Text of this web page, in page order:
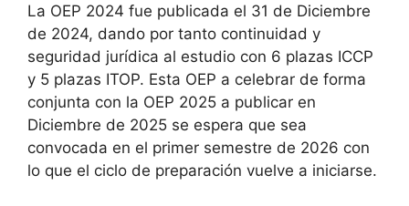
La OEP 2024 fue publicada el 31 de Diciembre
de 2024, dando por tanto continuidad y
seguridad jurídica al estudio con 6 plazas ICCP
y 5 plazas ITOP. Esta OEP a celebrar de forma
conjunta con la OEP 2025 a publicar en
Diciembre de 2025 se espera que sea
convocada en el primer semestre de 2026 con
lo que el ciclo de preparación vuelve a iniciarse.